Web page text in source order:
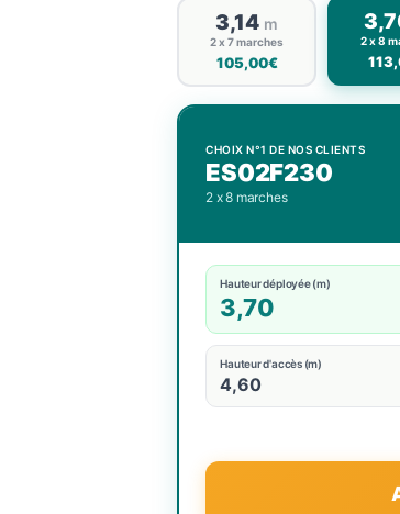
3,14 m
2 x 7 marches
105,00€
2 x 8
Sélectionné : 3,70 m,
CHOIX N°1 DE NOS CLIENTS
ES02F230
2 x 8 marches
Hauteur déployée (m)
3,70
Hauteur d'accès (m)
4,60